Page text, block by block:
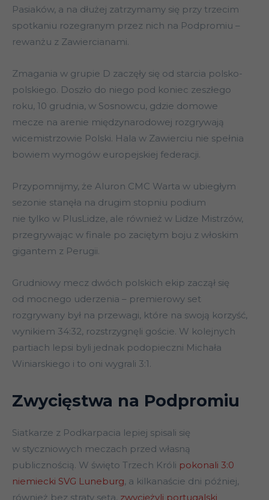
Pasiaków, a na dłużej zatrzymamy się przy trzecim
spotkaniu rozegranym przez nich na Podpromiu –
rewanżu z Zawiercianami.
Zmagania w grupie D zaczęły się od starcia polsko-
polskiego. Doszło do niego pod koniec zeszłego
roku, 10 grudnia, w Sosnowcu, gdzie domowe
mecze na arenie międzynarodowej rozgrywają
wicemistrzowie Polski. Hala w Zawierciu nie spełnia
bowiem wymogów europejskiej federacji.
Przypomnijmy, że Aluron CMC Warta w ubiegłym
sezonie stanęła na drugim stopniu podium
nie tylko w PlusLidze, ale również w Lidze Mistrzów,
przegrywając w finale po zaciętym boju z włoskim
gigantem z Perugii.
Grudniowy mecz dwóch polskich ekip zaczął się
od mocnego uderzenia – premierowy set
rozgrywany był na przewagi, które na swoją korzyść,
wynikiem 34:32, rozstrzygnęli goście. W kolejnych
partiach lepsi byli jednak podopieczni Michała
Winiarskiego i to oni wygrali 3:1.
Zwycięstwa na Podpromiu
Siatkarze z Podkarpacia lepiej spisali się
w styczniowych meczach przed własną
publicznością. W święto Trzech Króli pokonali 3:0
niemiecki SVG Luneburg, a kilkanaście dni później,
również bez straty seta, zwyciężyli portugalski